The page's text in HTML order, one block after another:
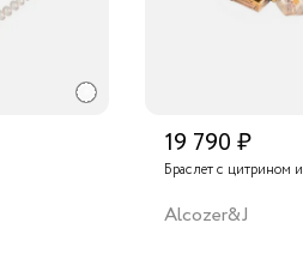
19 790 ₽
Браслет с цитрином
Alcozer&J